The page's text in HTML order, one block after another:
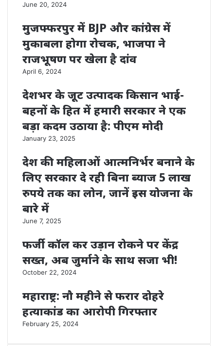
June 20, 2024
मुजफ्फरपुर में BJP और कांग्रेस में
मुकाबला होगा रोचक, भाजपा ने
राजभूषण पर खेला है दांव
April 6, 2024
देशभर के जूट उत्पादक किसान भाई-
बहनों के हित में हमारी सरकार ने एक
बड़ा कदम उठाया है: पीएम मोदी
January 23, 2025
देश की महिलाओं आत्मनिर्भर बनाने के
लिए सरकार दे रही बिना ब्याज 5 लाख
रुपये तक का लोन, जानें इस योजना के
बारे में
June 7, 2025
फर्जी कॉल कर उड़ान रोकने पर केंद्र
सख्त, अब जुर्माने के साथ सजा भी!
October 22, 2024
महाराष्ट्र: नौ महीने से फरार दोहरे
हत्याकांड का आरोपी गिरफ्तार
February 25, 2024